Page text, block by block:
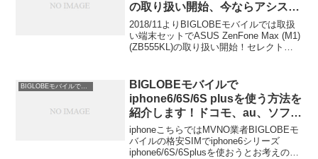
の取り扱い開始、今ならアシスト
パックに値引き特典が付いて安く
買えます。スペックや口コミ情報
も紹介
2018/11よりBIGLOBEモバイルでは取扱
い端末セットでASUS ZenFone Max (M1)
(ZB555KL)の取り扱い開始！セレクトプ
今な...
BIGLOBEモバイルでスマホを安く使う
BIGLOBEモバイルで
iphone6/6S/6S plusを使う方法を
紹介します！ドコモ、au、ソフト
バンクといったキャリア別の利用
方法
iphoneこちらではMVNO業者BIGLOBEモ
バイルの格安SIMでiphone6シリーズ
iphone6/6S/6Splusを使おうとお考えの方